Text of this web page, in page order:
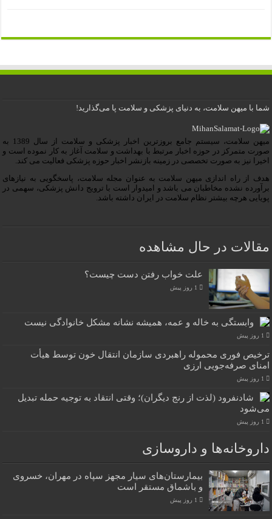
شما با میهن سلامت، به دنیای پزشکی و سلامت پا می‌گذارید!
میهن سلامت، سیستم جامع بروزترین اخبار پزشکی و سلامت از سال 1389 به
صورت متمرکز در حوزه اخبار مرتبط با بهداشت و سلامت آغاز به کار نموده است و
اخیرا نیز به صورت تخصصی در زمینه بازنشر اخبار حوزه پزشکی فعالیت می کند.
هدف از راه اندازی میهن سلامت به عنوان مجله سلامت، پاسخگویی به نیازهای
برآورده نشده مخاطبان می باشد و امیدوار است با ترویج دانش پزشکی، سهمی در
پویایی هرچه بیشتر نظام سلامت در ایران داشته باشد.
مقالات در حال مشاهده
علت خواب رفتن دست چیست؟
1 روز پیش
وابستگی به خاله و عمه، همیشه نشانه مشکل خانوادگی نیست
1 روز پیش
ترخیص فوری محموله راهبردی سازمان انتقال خون توسط هیأت
امنای صرفه‌جویی ارزی
1 روز پیش
شادنفرود (لذت از رنج دیگران)؛ وقتی انتقاد به توجیه حمله تبدیل
می‌شود
1 روز پیش
داروخانه‌ها و داروسازی
بیمارستان‌های سیار مجهز سپاه در مهران، خسروی
و باشماق مستقر است
1 روز پیش